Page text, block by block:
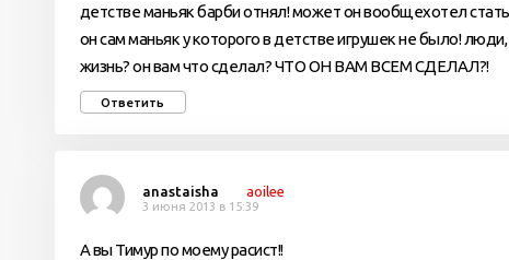
детстве маньяк барби отнял! может он вообщехотел
он сам маньяк у которого в детстве игрушек не было!
жизнь? он вам что сделал? ЧТО ОН ВАМ ВСЕМ СДЕЛАЛ?!
Ответить
anastaisha aoilee
3 июня 2013 в 15:39
А вы Тимур по моему расист!!